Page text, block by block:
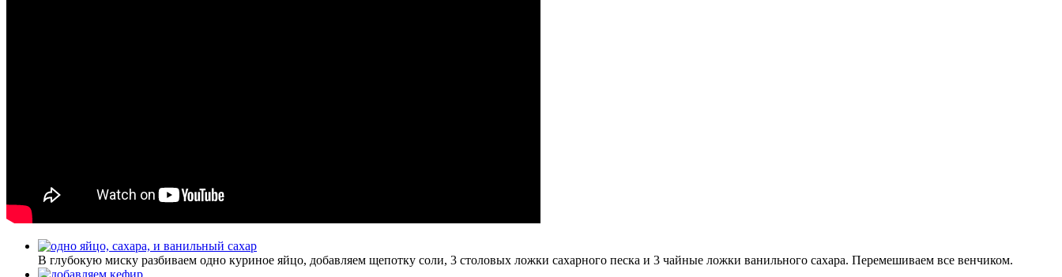
В глубокую миску разбиваем одно куриное яйцо, добавляем щепотку соли, 3 столовых ложки сахарного песка и 3 чайные ложки ванильного сахара. Перемешиваем все венчиком.